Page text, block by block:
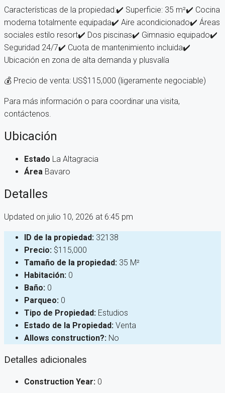
Características de la propiedad:✔️ Superficie: 35 m²✔️ Cocina
moderna totalmente equipada✔️ Aire acondicionado✔️ Áreas
sociales estilo resort✔️ Dos piscinas✔️ Gimnasio equipado✔️
Seguridad 24/7✔️ Cuota de mantenimiento incluida✔️
Ubicación en zona de alta demanda y plusvalía
💰 Precio de venta: US$115,000 (ligeramente negociable)
Para más información o para coordinar una visita,
contáctenos.
Ubicación
Estado La Altagracia
Área Bavaro
Detalles
Updated on julio 10, 2026 at 6:45 pm
ID de la propiedad: 32138
Precio: $115,000
Tamaño de la propiedad: 35 M²
Habitación: 0
Baño: 0
Parqueo: 0
Tipo de Propiedad: Estudios
Estado de la Propiedad: Venta
Allows construction?: No
Detalles adicionales
Construction Year: 0